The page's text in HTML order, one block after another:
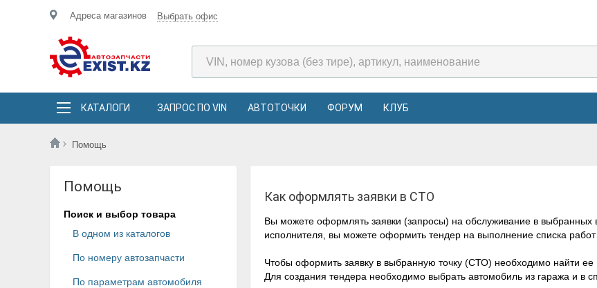
Адреса магазинов Выбрать офис
КАТАЛОГИ ЗАПРОС ПО VIN АВТОТОЧКИ ФОРУМ КЛУБ
Помощь
Помощь
Поиск и выбор товара
В одном из каталогов
По номеру автозапчасти
По параметрам автомобиля
Как оформлять заявки в СТО
Вы можете оформлять заявки (запросы) на обслуживание в
исполнителя, вы можете оформить тендер на выполнение списка
Чтобы оформить заявку в выбранную точку (СТО) необходимо найти ее
Для создания тендера необходимо выбрать автомобиль из гаража и в